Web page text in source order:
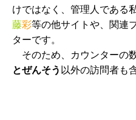
けではなく、管理人である
藤彩等の他サイトや、関連
ターです。
そのため、カウンターの
とぜんそう 以外の訪問者も